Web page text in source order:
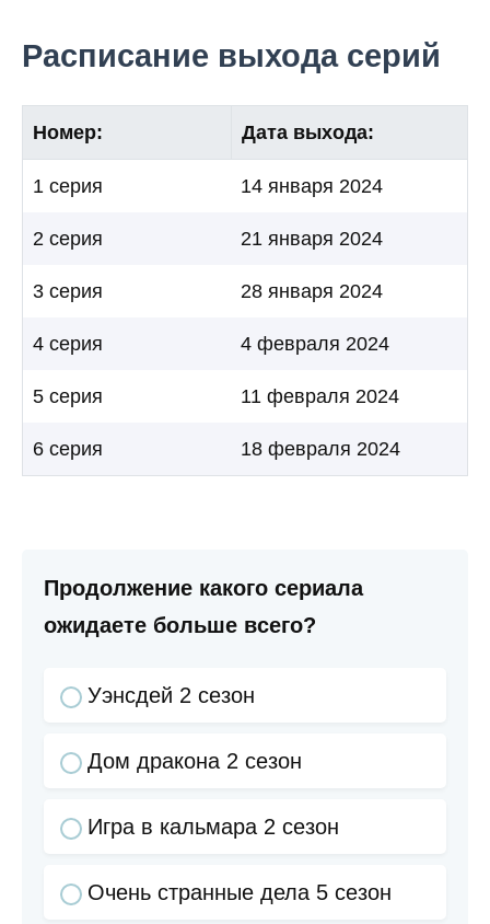
Расписание выхода серий
Номер: Дата выхода:
1 серия 14 января 2024
2 серия 21 января 2024
3 серия 28 января 2024
4 серия 4 февраля 2024
5 серия 11 февраля 2024
6 серия 18 февраля 2024
Продолжение какого сериала
ожидаете больше всего?
Уэнсдей 2 сезон
Дом дракона 2 сезон
Игра в кальмара 2 сезон
Очень странные дела 5 сезон